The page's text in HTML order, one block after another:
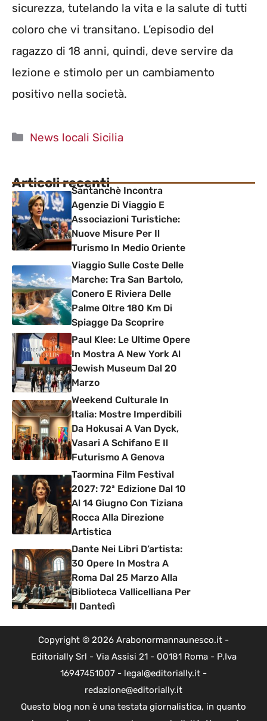
sicurezza, tutelando la vita e la salute di tutti
coloro che vi transitano. L’episodio del
ragazzo di 18 anni, quindi, deve servire da
lezione e stimolo per un cambiamento
positivo nella società.
Categorie
News locali Sicilia
Articoli recentiSantanchè Incontra
Agenzie Di Viaggio E
Associazioni Turistiche:
Nuove Misure Per Il
Turismo In Medio Oriente
Viaggio Sulle Coste Delle
Marche: Tra San Bartolo,
Conero E Riviera Delle
Palme Oltre 180 Km Di
Spiagge Da Scoprire
Paul Klee: Le Ultime Opere
In Mostra A New York Al
Jewish Museum Dal 20
Marzo
Weekend Culturale In
Italia: Mostre Imperdibili
Da Hokusai A Van Dyck,
Vasari A Schifano E Il
Futurismo A Genova
Taormina Film Festival
2027: 72ª Edizione Dal 10
Al 14 Giugno Con Tiziana
Rocca Alla Direzione
Artistica
Dante Nei Libri D’artista:
30 Opere In Mostra A
Roma Dal 25 Marzo Alla
Biblioteca Vallicelliana Per
Il Dantedì
Copyright © 2026 Arabonormannaunesco.it -
Editorially Srl - Via Assisi 21 - 00181 Roma - P.Iva
16947451007 - legal@editorially.it -
redazione@editorially.it
Questo blog non è una testata giornalistica, in quanto